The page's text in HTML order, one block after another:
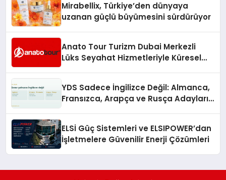
Mirabellix, Türkiye’den dünyaya
uzanan güçlü büyümesini sürdürüyor
Anato Tour Turizm Dubai Merkezli
Lüks Seyahat Hizmetleriyle Küresel
YDS Sadece İngilizce Değil: Almanca,
Fransızca, Arapça ve Rusça Adayları
ELSİ Güç Sistemleri ve ELSIPOWER’dan
İşletmelere Güvenilir Enerji Çözümleri